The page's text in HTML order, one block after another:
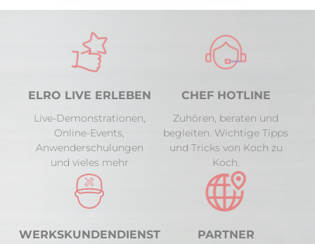
ELRO LIVE ERLEBEN
Live-Demonstrationen,
Online-Events,
Anwenderschulungen
und vieles mehr
CHEF HOTLINE
Zuhören, beraten und
begleiten. Wichtige Tipps
und Tricks von Koch zu
Koch.
WERKSKUNDENDIENST PARTNER